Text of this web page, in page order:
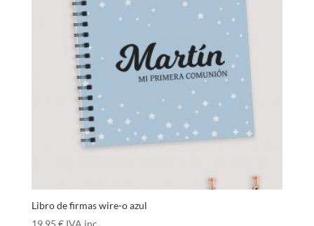
Libro de firmas wire-o azul
19,95 € IVA inc.